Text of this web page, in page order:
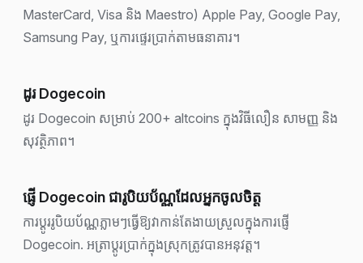
MasterCard, Visa និង Maestro) Apple Pay, Google Pay,
Samsung Pay, ឬការផ្ទេរប្រាក់តាមធនាគារ។
ដូរ Dogecoin
ដូរ Dogecoin សម្រាប់ 200+ altcoins ក្នុងវិធីលឿន សាមញ្ញ និង
សុវត្ថិភាព។
ផ្ញើ Dogecoin ជារូបិយប័ណ្ណដែលអ្នកចូលចិត្ត
ការប្ដូររូបិយប័ណ្ណភ្លាមៗធ្វើឱ្យវាកាន់តែងាយស្រួលក្នុងការផ្ញើ
Dogecoin. អត្រាប្តូរប្រាក់ក្នុងស្រុកត្រូវបានអនុវត្ត។